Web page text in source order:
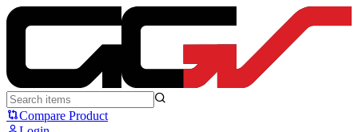
Gamer PC Bukan 'Core Audience' untuk GTA, Kata CEO Take-
Compare Product